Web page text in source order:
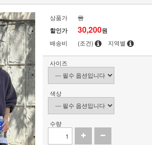
상품가 원
할인가 30,200원
배송비 (조건) 지역별
사이즈
색상
수량